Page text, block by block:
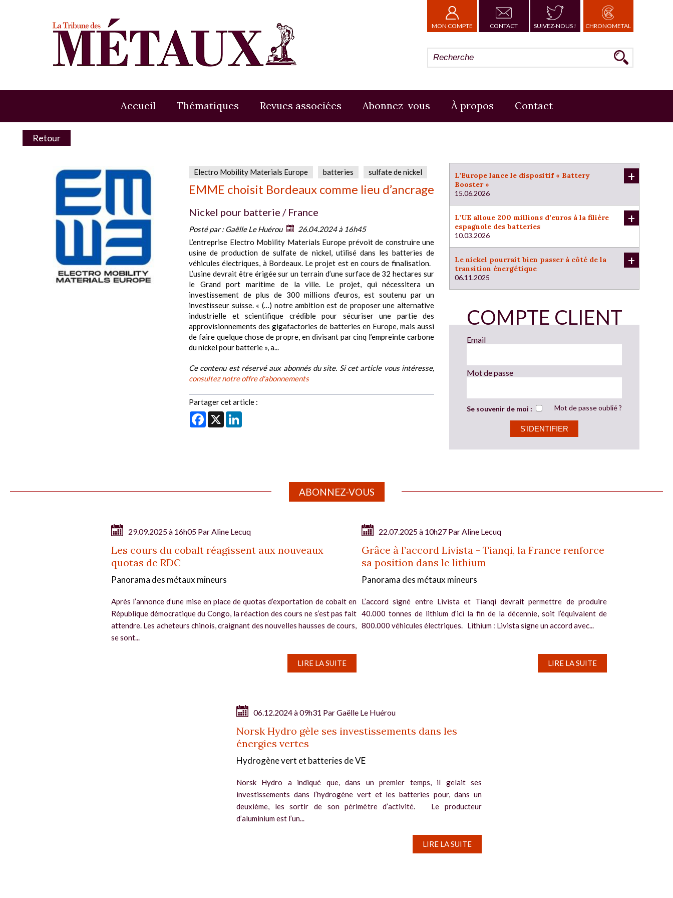
MON COMPTE CONTACT SUIVEZ-NOUS ! CHRONOMETAL
Accueil Thématiques Revues associées Abonnez-vous À propos Contact
Retour
Electro Mobility Materials Europe batteries sulfate de nickel
EMME choisit Bordeaux comme lieu d’ancrage
Nickel pour batterie / France
Posté par :Gaëlle Le Huérou
26.04.2024 à 16h45
L’entreprise Electro Mobility Materials Europe prévoit de construire une
usine de production de sulfate de nickel, utilisé dans les batteries de
véhicules électriques, à Bordeaux. Le projet est en cours de finalisation.
L’usine devrait être érigée sur un terrain d’une surface de 32 hectares sur
le Grand port maritime de la ville. Le projet, qui nécessitera un
investissement de plus de 300 millions d’euros, est soutenu par un
investisseur suisse. « (…) notre ambition est de proposer une alternative
industrielle et scientifique crédible pour sécuriser une partie des
approvisionnements des gigafactories de batteries en Europe, mais aussi
de faire quelque chose de propre, en divisant par cinq l’empreinte carbone
du nickel pour batterie », a...
Ce contenu est réservé aux abonnés du site. Si cet article vous intéresse,
consultez notre offre d'abonnements
Partager cet article :
Facebook
X
L’Europe lance le dispositif « Battery
Booster »
15.06.2026
+
L’UE alloue 200 millions d’euros à la filière
espagnole des batteries
10.03.2026
+
Le nickel pourrait bien passer à côté de la
transition énergétique
06.11.2025
+
COMPTE CLIENT
Email
Mot de passe
Se souvenir de moi : Mot de passe oublié ?
ABONNEZ-VOUS
29.09.2025 à 16h05 Par Aline Lecuq
Les cours du cobalt réagissent aux nouveaux
quotas de RDC
Panorama des métaux mineurs
Après l’annonce d’une mise en place de quotas d’exportation de cobalt en
République démocratique du Congo, la réaction des cours ne s’est pas fait
attendre. Les acheteurs chinois, craignant des nouvelles hausses de cours,
se sont...
LIRE LA SUITE
22.07.2025 à 10h27 Par Aline Lecuq
Grâce à l’accord Livista - Tianqi, la France renforce
sa position dans le lithium
Panorama des métaux mineurs
L’accord signé entre Livista et Tianqi devrait permettre de produire
40.000 tonnes de lithium d’ici la fin de la décennie, soit l’équivalent de
800.000 véhicules électriques. Lithium : Livista signe un accord avec...
LIRE LA SUITE
06.12.2024 à 09h31 ParGaëlle Le Huérou
Norsk Hydro gèle ses investissements dans les
énergies vertes
Hydrogène vert et batteries de VE
Norsk Hydro a indiqué que, dans un premier temps, il gelait ses
investissements dans l’hydrogène vert et les batteries pour, dans un
deuxième, les sortir de son périmètre d’activité. Le producteur
d’aluminium est l’un...
LIRE LA SUITE